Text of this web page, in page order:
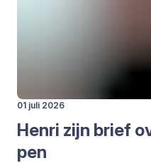
01 juli 2026
Hen­ri zijn brief
pen